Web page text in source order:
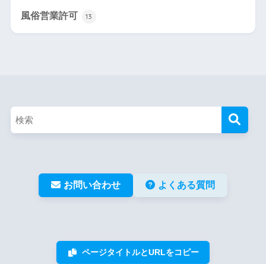
風俗営業許可 13
お問い合わせ よくある質問
ページタイトルとURLをコピー